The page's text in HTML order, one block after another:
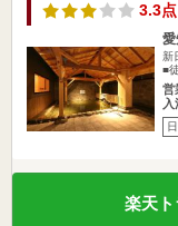
3.3点
愛
新
■
営
楽天